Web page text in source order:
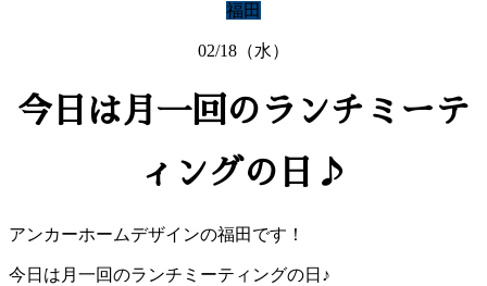
福田
02/18（水）
今日は月一回のランチミーテ
ィングの日♪
アンカーホームデザインの福田です！
今日は月一回のランチミーティングの日♪